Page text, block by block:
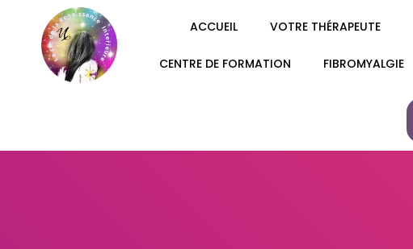
ACCUEIL VOTRE THÉRAPEUTE
CENTRE DE FORMATION FIBROMYALGIE